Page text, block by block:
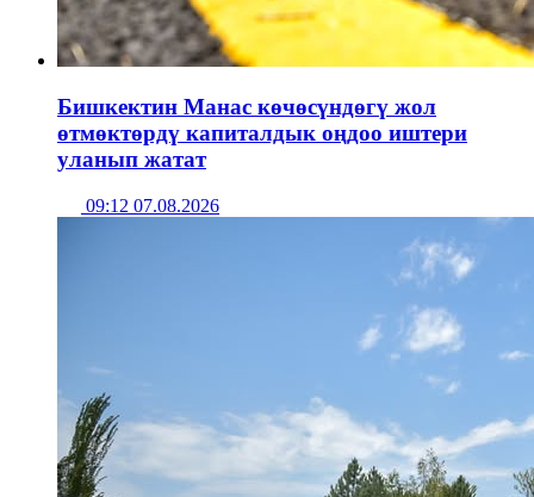
Бишкектин Манас көчөсүндөгү жол
өтмөктөрдү капиталдык оңдоо иштери
уланып жатат
09:12 07.08.2026